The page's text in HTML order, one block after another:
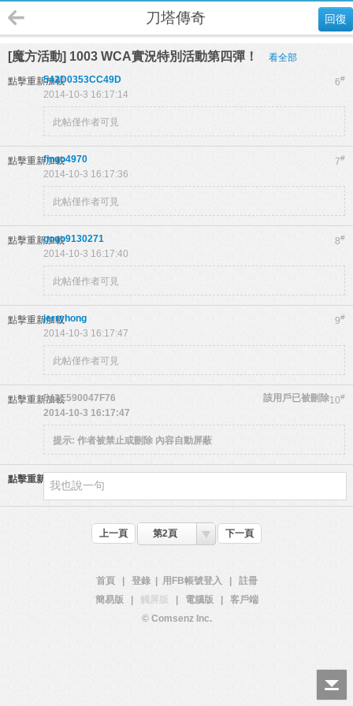
回復
刀塔傳奇
[魔方活動] 1003 WCA實況特別活動第四彈！ 看全部
點擊重新加載 6#
542D0353CC49D
2014-10-3 16:17:14
此帖僅作者可見
點擊重新加載 7#
fingo4970
2014-10-3 16:17:36
此帖僅作者可見
點擊重新加載 8#
gogo9130271
2014-10-3 16:17:40
此帖僅作者可見
點擊重新加載 9#
jerryhong
2014-10-3 16:17:47
此帖僅作者可見
點擊重新加載 10#
542E590047F76
該用戶已被刪除
2014-10-3 16:17:47
提示: 作者被禁止或刪除 內容自動屏蔽
點擊重新加載
上一頁 第2頁 下一頁
首頁 登錄 用FB帳號登入
註冊
簡易版
觸屏版 電腦版
客戶端
© Comsenz Inc.